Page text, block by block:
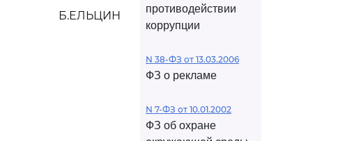
Б.ЕЛЬЦИН
противодействии
коррупции
N 38-ФЗ от 13.03.2006
ФЗ о рекламе
N 7-ФЗ от 10.01.2002
ФЗ об охране